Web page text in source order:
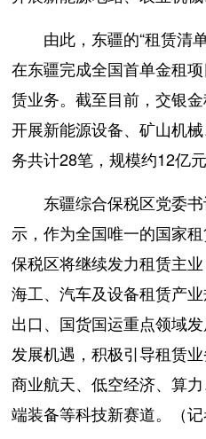
由此，东疆的“租赁清单
在东疆完成全国首单金租
赁业务。截至目前，交银
开展新能源设备、矿山机
务共计28笔，规模约12亿元
东疆综合保税区党委书
示，作为全国唯一的国家
保税区将继续发力租赁主业
海工、汽车及设备租赁产
出口、国货国运重点领域
发展机遇，积极引导租赁
商业航天、低空经济、算
端装备等科技新赛道。（记